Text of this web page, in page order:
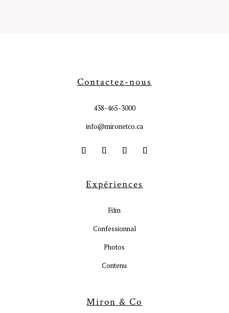
Contactez-nous
438-465-3000
info@mironetco.ca
Expériences
Film
Confessionnal
Photos
Contenu
Miron & Co